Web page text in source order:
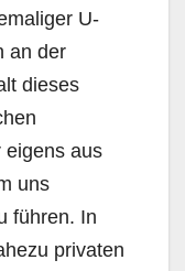
U-
an der
dieses
eigens aus
uns
führen. In
privaten